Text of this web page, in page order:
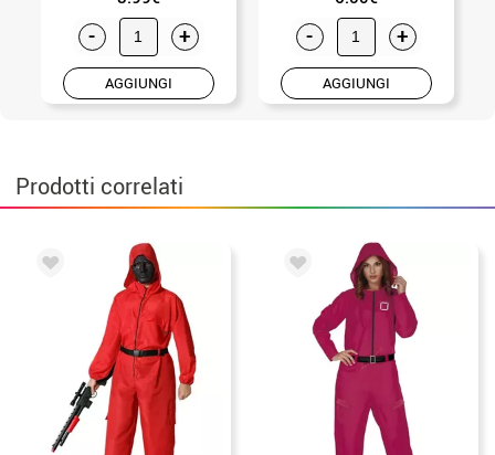
- +
AGGIUNGI
- +
AGGIUNGI
Prodotti correlati